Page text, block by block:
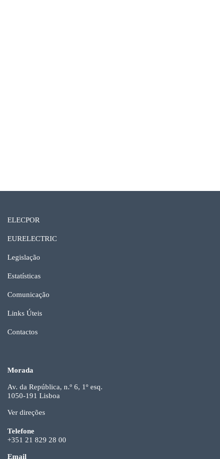
ELECPOR
EURELECTRIC
Legislação
Estatísticas
Comunicação
Links Úteis
Contactos
Morada
Av. da República, n.º 6, 1º esq.
1050-191 Lisboa
Ver direções
Telefone
+351 21 829 28 00
Email